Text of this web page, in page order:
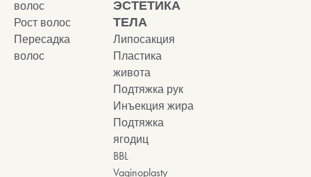
волос
Рост волос
Пересадка
волос
ЭСТЕТИКА
ТЕЛА
Липосакция
Пластика
живота
Подтяжка рук
Инъекция жира
Подтяжка
ягодиц
BBL
Vaginoplasty